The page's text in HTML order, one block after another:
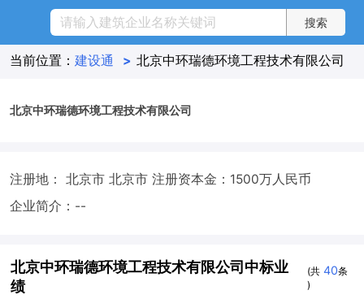
当前位置： 建设通 > 北京中环瑞德环境工程技术有限公司
北京中环瑞德环境工程技术有限公司
注册地： 北京市 北京市 注册资本金：1500万人民币
企业简介：--
北京中环瑞德环境工程技术有限公司中标业
绩
(共 40条
)